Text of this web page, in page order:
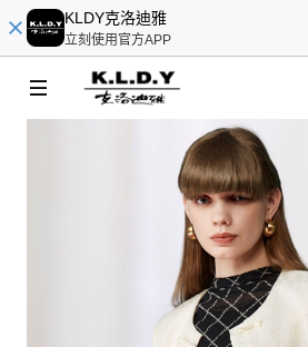
KLDY克洛迪雅
立刻使用官方APP